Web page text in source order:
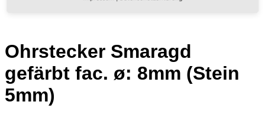
Ohrstecker Smaragd
gefärbt fac. ø: 8mm (Stein
5mm)